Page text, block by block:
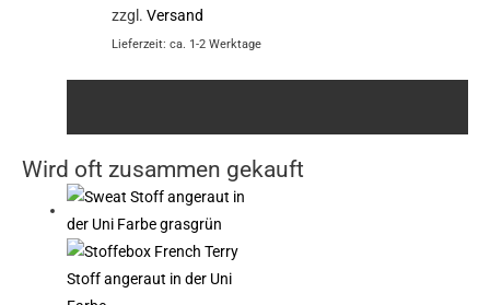
zzgl.Versand
Lieferzeit: ca. 1-2 Werktage
Wird oft zusammen gekauft